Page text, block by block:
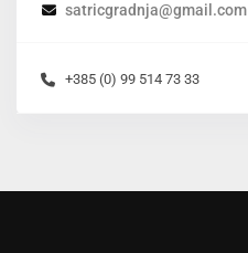
satricgradnja@gmail.com
+385 (0) 99 514 73 33